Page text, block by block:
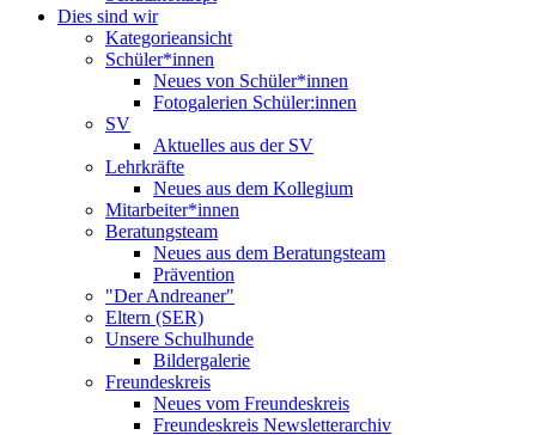
Dies sind wir
Kategorieansicht
Schüler*innen
Neues von Schüler*innen
Fotogalerien Schüler:innen
SV
Aktuelles aus der SV
Lehrkräfte
Neues aus dem Kollegium
Mitarbeiter*innen
Beratungsteam
Neues aus dem Beratungsteam
Prävention
"Der Andreaner"
Eltern (SER)
Unsere Schulhunde
Bildergalerie
Freundeskreis
Neues vom Freundeskreis
Freundeskreis Newsletterarchiv